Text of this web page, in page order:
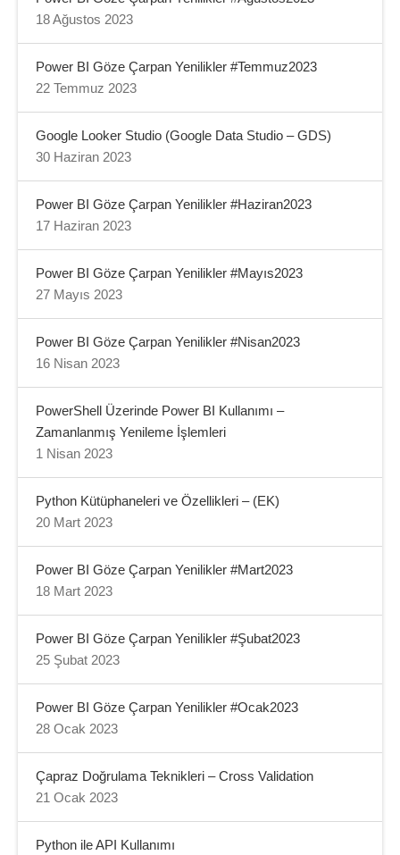
18 Ağustos 2023
Power BI Göze Çarpan Yenilikler #Temmuz2023
22 Temmuz 2023
Google Looker Studio (Google Data Studio – GDS)
30 Haziran 2023
Power BI Göze Çarpan Yenilikler #Haziran2023
17 Haziran 2023
Power BI Göze Çarpan Yenilikler #Mayıs2023
27 Mayıs 2023
Power BI Göze Çarpan Yenilikler #Nisan2023
16 Nisan 2023
PowerShell Üzerinde Power BI Kullanımı –
Zamanlanmış Yenileme İşlemleri
1 Nisan 2023
Python Kütüphaneleri ve Özellikleri – (EK)
20 Mart 2023
Power BI Göze Çarpan Yenilikler #Mart2023
18 Mart 2023
Power BI Göze Çarpan Yenilikler #Şubat2023
25 Şubat 2023
Power BI Göze Çarpan Yenilikler #Ocak2023
28 Ocak 2023
Çapraz Doğrulama Teknikleri – Cross Validation
21 Ocak 2023
Python ile API Kullanımı